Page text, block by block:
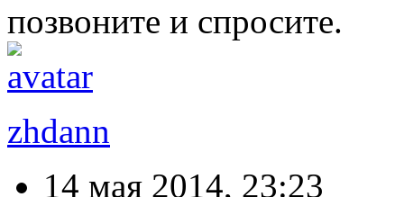
позвоните и спросите.
zhdann
14 мая 2014, 23:23